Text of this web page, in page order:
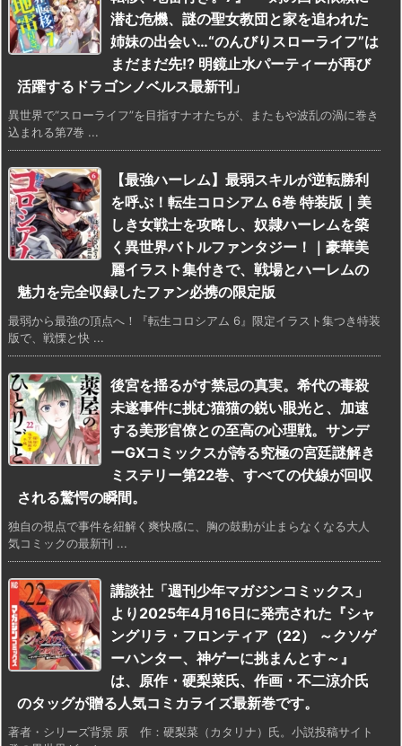
潜む危機、謎の聖女教団と家を追われた
姉妹の出会い…“のんびりスローライフ”は
まだまだ先!? 明鏡止水パーティーが再び
活躍するドラゴンノベルス最新刊」
異世界で“スローライフ”を目指すナオたちが、またもや波乱の渦に巻き
込まれる第7巻 ...
【最強ハーレム】最弱スキルが逆転勝利
を呼ぶ！転生コロシアム 6巻 特装版｜美
しき女戦士を攻略し、奴隷ハーレムを築
く異世界バトルファンタジー！｜豪華美
麗イラスト集付きで、戦場とハーレムの
魅力を完全収録したファン必携の限定版
最弱から最強の頂点へ！『転生コロシアム 6』限定イラスト集つき特装
版で、戦慄と快 ...
後宮を揺るがす禁忌の真実。希代の毒殺
未遂事件に挑む猫猫の鋭い眼光と、加速
する美形官僚との至高の心理戦。サンデ
ーGXコミックスが誇る究極の宮廷謎解き
ミステリー第22巻、すべての伏線が回収
される驚愕の瞬間。
独自の視点で事件を紐解く爽快感に、胸の鼓動が止まらなくなる大人
気コミックの最新刊 ...
講談社「週刊少年マガジンコミックス」
より2025年4月16日に発売された『シャ
ングリラ・フロンティア（22） ～クソゲ
ーハンター、神ゲーに挑まんとす～』
は、原作・硬梨菜氏、作画・不二涼介氏
のタッグが贈る人気コミカライズ最新巻です。
著者・シリーズ背景 原 作：硬梨菜（カタリナ）氏。小説投稿サイト